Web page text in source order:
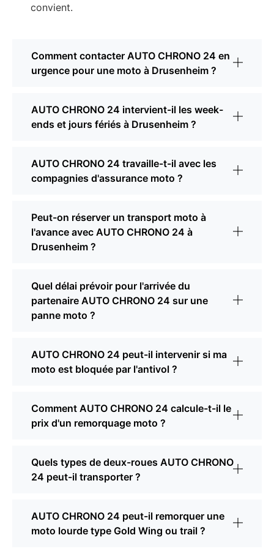
convient.
Comment contacter AUTO CHRONO 24 en
urgence pour une moto à Drusenheim ?
AUTO CHRONO 24 intervient-il les week-
ends et jours fériés à Drusenheim ?
AUTO CHRONO 24 travaille-t-il avec les
compagnies d'assurance moto ?
Peut-on réserver un transport moto à
l'avance avec AUTO CHRONO 24 à
Drusenheim ?
Quel délai prévoir pour l'arrivée du
partenaire AUTO CHRONO 24 sur une
panne moto ?
AUTO CHRONO 24 peut-il intervenir si ma
moto est bloquée par l'antivol ?
Comment AUTO CHRONO 24 calcule-t-il le
prix d'un remorquage moto ?
Quels types de deux-roues AUTO CHRONO
24 peut-il transporter ?
AUTO CHRONO 24 peut-il remorquer une
moto lourde type Gold Wing ou trail ?